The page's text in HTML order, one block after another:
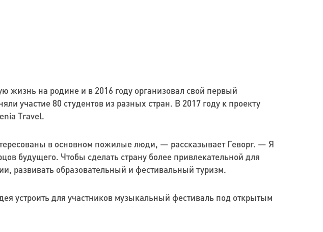
жизнь на родине и в 2016 году организовал свой первый
участие 80 студентов из разных стран. В 2017 году к проекту
Travel.
в основном пожилые люди, — рассказывает Геворг. — Я
будущего. Чтобы сделать страну более привлекательной для
развивать образовательный и фестивальный туризм.
устроить для участников музыкальный фестиваль под открытым